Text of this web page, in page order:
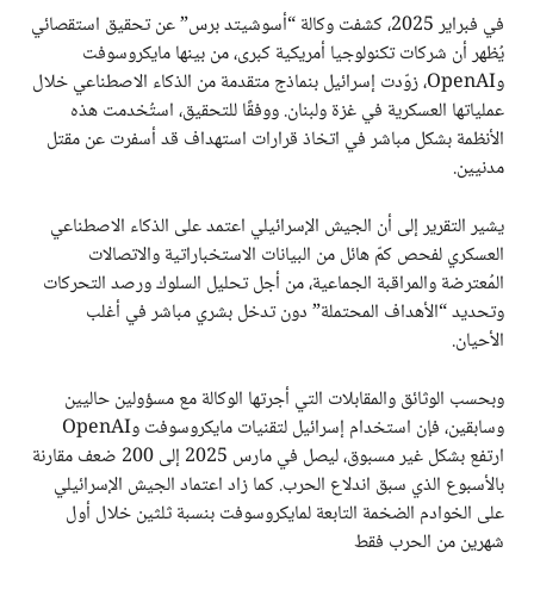
في فبراير 2025، كشفت وكالة “أسوشيتد برس” عن تحقيق استقصائي
يُظهر أن شركات تكنولوجيا أمريكية كبرى، من بينها مايكروسوفت
وOpenAI، زوّدت إسرائيل بنماذج متقدمة من الذكاء الاصطناعي خلال
عملياتها العسكرية في غزة ولبنان. ووفقًا للتحقيق، استُخدمت هذه
الأنظمة بشكل مباشر في اتخاذ قرارات استهداف قد أسفرت عن مقتل
مدنيين.
يشير التقرير إلى أن الجيش الإسرائيلي اعتمد على الذكاء الاصطناعي
العسكري لفحص كمّ هائل من البيانات الاستخباراتية والاتصالات
المُعترضة والمراقبة الجماعية، من أجل تحليل السلوك ورصد التحركات
وتحديد “الأهداف المحتملة” دون تدخل بشري مباشر في أغلب
الأحيان.
وبحسب الوثائق والمقابلات التي أجرتها الوكالة مع مسؤولين حاليين
وسابقين، فإن استخدام إسرائيل لتقنيات مايكروسوفت وOpenAI
ارتفع بشكل غير مسبوق، ليصل في مارس 2025 إلى 200 ضعف مقارنة
بالأسبوع الذي سبق اندلاع الحرب. كما زاد اعتماد الجيش الإسرائيلي
على الخوادم الضخمة التابعة لمايكروسوفت بنسبة ثلثين خلال أول
شهرين من الحرب فقط